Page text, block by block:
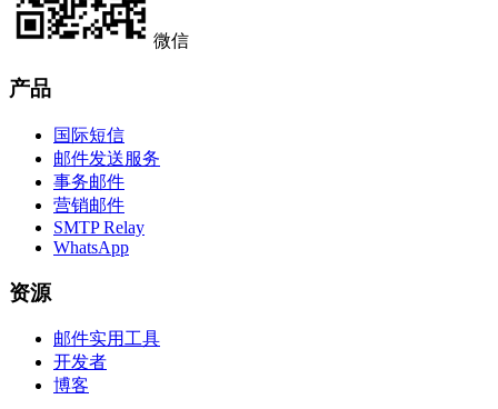
微信
产品
国际短信
邮件发送服务
事务邮件
营销邮件
SMTP Relay
WhatsApp
资源
邮件实用工具
开发者
博客